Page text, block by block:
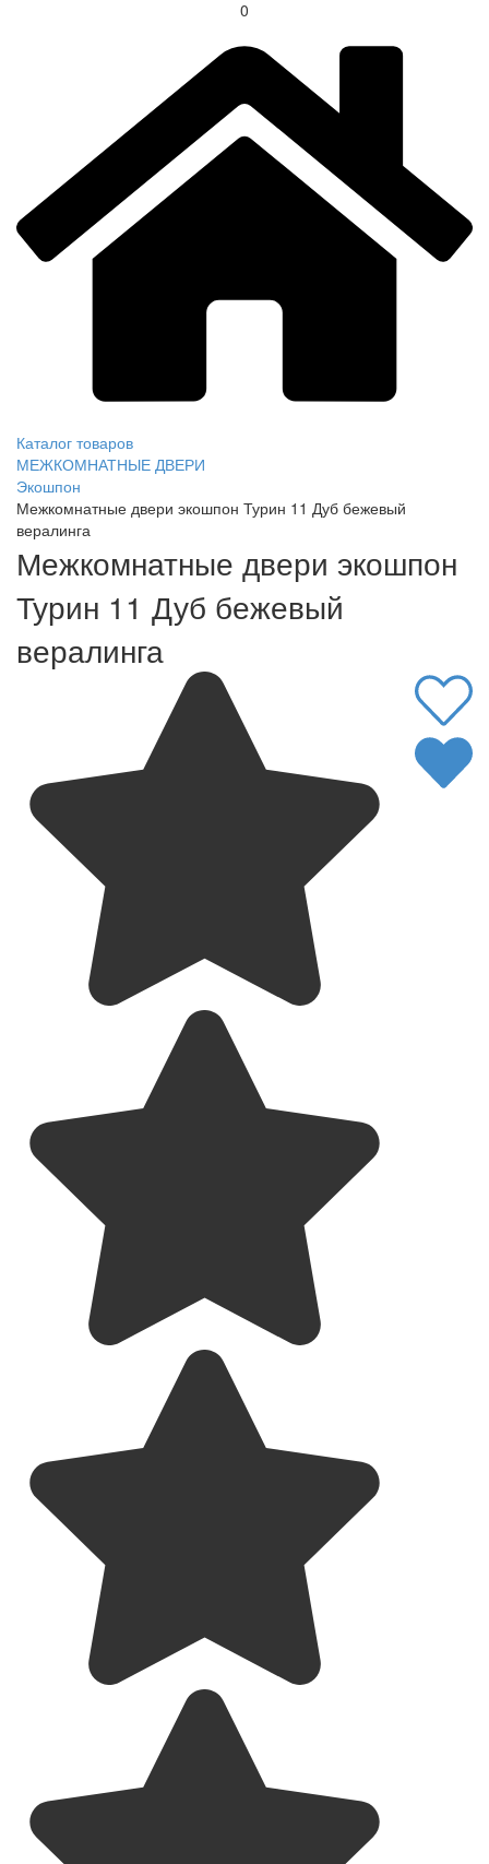
0
Каталог товаров
МЕЖКОМНАТНЫЕ ДВЕРИ
Экошпон
Межкомнатные двери экошпон Турин 11 Дуб бежевый
вералинга
Межкомнатные двери экошпон
Турин 11 Дуб бежевый
вералинга